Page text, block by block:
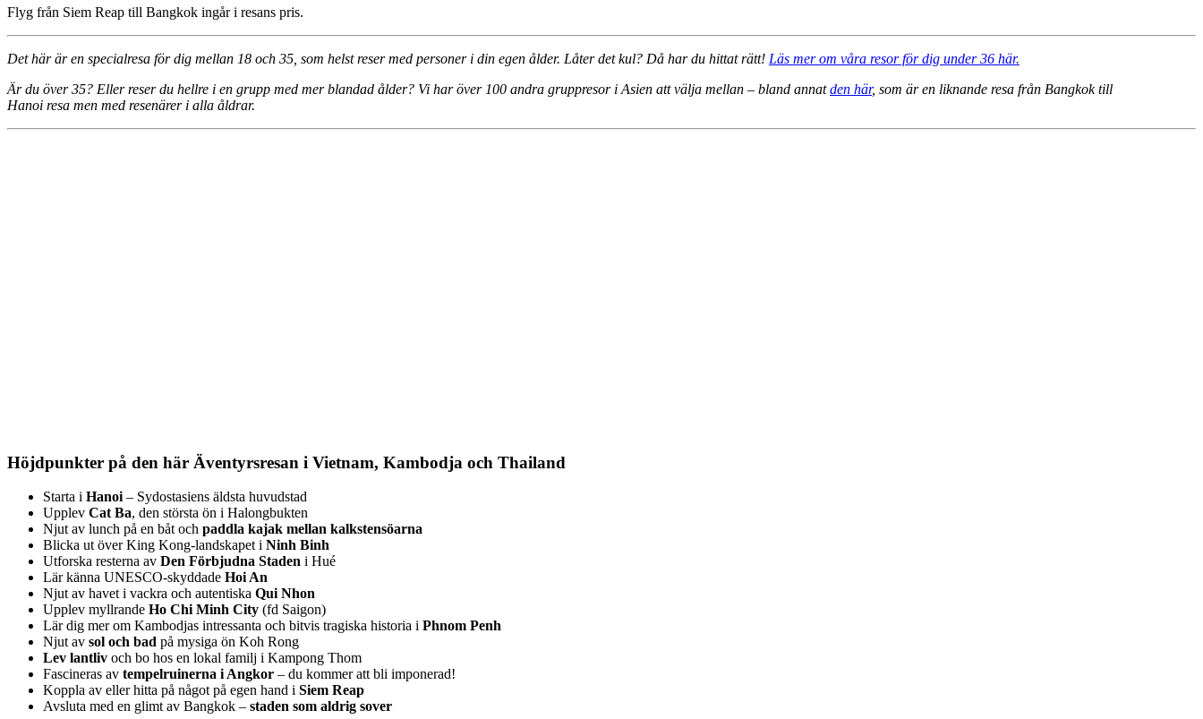
Flyg från Siem Reap till Bangkok ingår i resans pris.
Det här är en specialresa för dig mellan 18 och 35, som helst reser med personer i din egen ålder. Låter det kul? Då har du hittat rätt! Läs mer om våra resor för dig under 36 här.
Är du över 35? Eller reser du hellre i en grupp med mer blandad ålder? Vi har över 100 andra gruppresor i Asien att välja mellan – bland annatden här, som är en liknande resa från Bangkok till
Hanoi resa men med resenärer i alla åldrar.
Höjdpunkter på den här Äventyrsresan i Vietnam, Kambodja och Thailand
Starta i Hanoi – Sydostasiens äldsta huvudstad
Upplev Cat Ba, den största ön i Halongbukten
Njut av lunch på en båt och paddla kajak mellan kalkstensöarna
Blicka ut över King Kong-landskapet i Ninh Binh
Utforska resterna av Den Förbjudna Staden i Hué
Lär känna UNESCO-skyddade Hoi An
Njut av havet i vackra och autentiska Qui Nhon
Upplev myllrande Ho Chi Minh City (fd Saigon)
Lär dig mer om Kambodjas intressanta och bitvis tragiska historia i Phnom Penh
Njut av sol och bad på mysiga ön Koh Rong
Lev lantliv och bo hos en lokal familj i Kampong Thom
Fascineras av tempelruinerna i Angkor – du kommer att bli imponerad!
Koppla av eller hitta på något på egen hand i Siem Reap
Avsluta med en glimt av Bangkok – staden som aldrig sover